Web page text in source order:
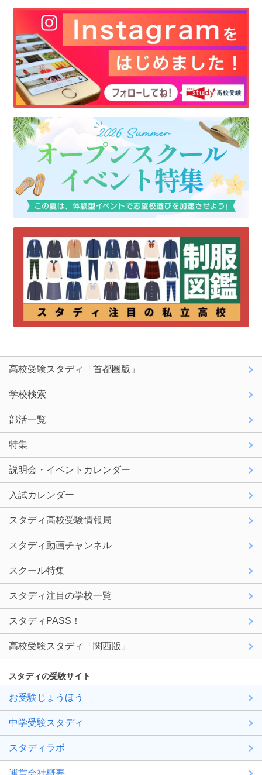
高校受験スタディ「首都圏版」
学校検索
部活一覧
特集
説明会・イベントカレンダー
入試カレンダー
スタディ高校受験情報局
スタディ動画チャンネル
スクール特集
スタディ注目の学校一覧
スタディPASS！
高校受験スタディ「関西版」
スタディの受験サイト
お受験じょうほう
中学受験スタディ
スタディラボ